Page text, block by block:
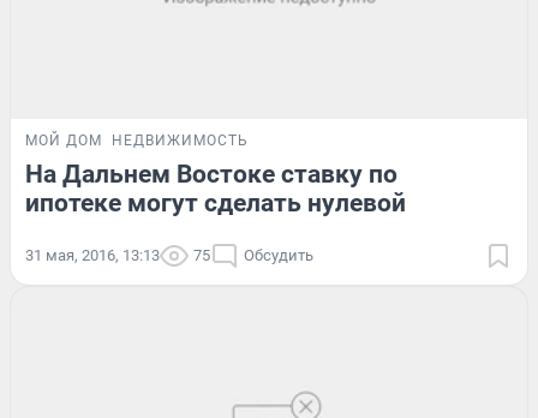
МОЙ ДОМ НЕДВИЖИМОСТЬ
На Дальнем Востоке ставку по
ипотеке могут сделать нулевой
31 мая, 2016, 13:13 75 Обсудить